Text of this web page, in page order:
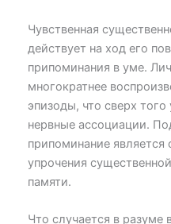
Чувственная
действует на ход его
припоминания в уме.
многократнее
эпизоды, что сверх
нервные ассоциации.
припоминание
упрочения
памяти.
Что случается в